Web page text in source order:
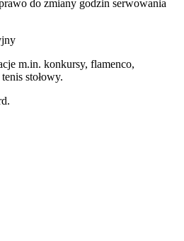
do zmiany godzin serwowania
m.in. konkursy, flamenco,
stołowy.